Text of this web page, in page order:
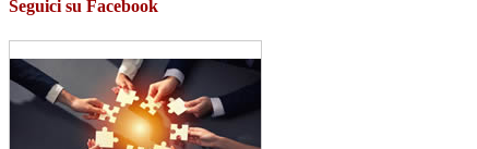
Seguici su Facebook